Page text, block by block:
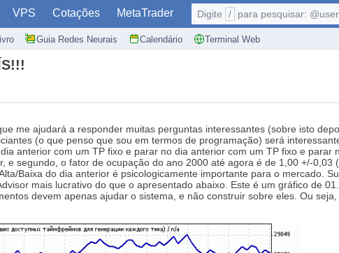
VPS Cotações MetaTrader
Guia Redes Neurais Calendário Terminal Web
Digite / para pesquisar:
me ajudará a responder muitas perguntas interessantes (sobre isto
(o que penso que sou em termos de programação) será
anterior com um TP fixo e parar no dia anterior com um TP fixo e
e segundo, o fator de ocupação do ano 2000 até agora é de 1,00 +/-
Baixa do dia anterior é psicologicamente importante para o mercado.
mais lucrativo do que o apresentado abaixo. Este é um gráfico de
devem apenas ajudar o sistema, e não construir sobre eles. Ou